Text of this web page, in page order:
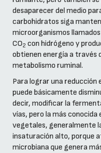
desaparecer del medio
carbohidratos siga
microorganismos
CO2 con hidrógeno y
obtienen energía a través
metabolismo ruminal.
Para lograr una reducción
puede básicamente
decir, modificar la
vías, pero la más conocida
vegetales, generalmente
insaturación alto, porque
microbiana que genera